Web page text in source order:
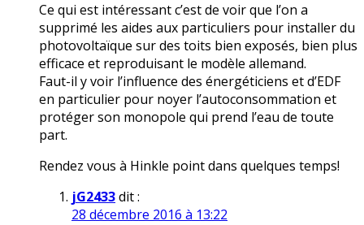
Ce qui est intéressant c’est de voir que l’on a
supprimé les aides aux particuliers pour installer du
photovoltaïque sur des toits bien exposés, bien plus
efficace et reproduisant le modèle allemand.
Faut-il y voir l’influence des énergéticiens et d’EDF
en particulier pour noyer l’autoconsommation et
protéger son monopole qui prend l’eau de toute
part.
Rendez vous à Hinkle point dans quelques temps!
jG2433dit :
28 décembre 2016 à 13:22